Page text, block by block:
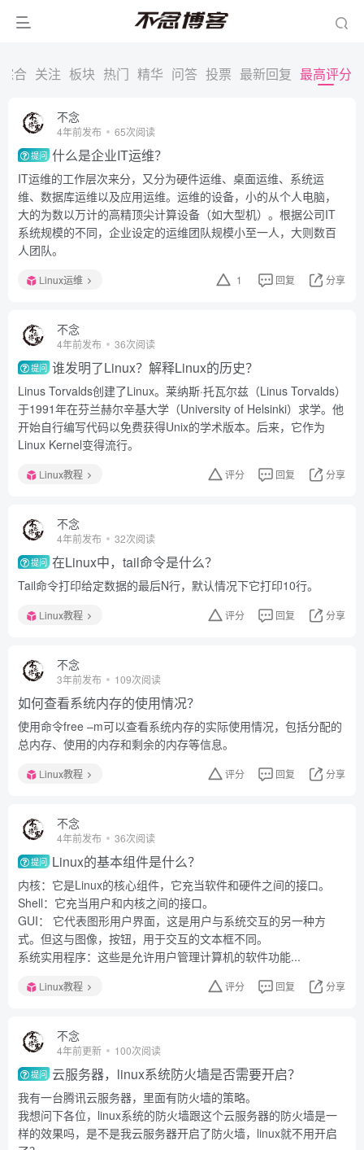
综合 关注 板块 热门 精华 问答 投票 最新回复 最高评分
不念
4年前发布 65次阅读
提问 什么是企业IT运维？
IT运维的工作层次来分，又分为硬件运维、桌面运维、系统运
维、数据库运维以及应用运维。运维的设备，小的从个人电脑，
大的为数以万计的高精顶尖计算设备（如大型机）。根据公司IT
系统规模的不同，企业设定的运维团队规模小至一人，大则数百
人团队。
Linux运维 1 回复 分享
不念
4年前发布 36次阅读
提问 谁发明了Linux？解释Linux的历史？
Linus Torvalds创建了Linux。莱纳斯·托瓦尔兹（Linus Torvalds）
于1991年在芬兰赫尔辛基大学（University of Helsinki）求学。他
开始自行编写代码以免费获得Unix的学术版本。后来，它作为
Linux Kernel变得流行。
Linux教程 评分 回复 分享
不念
4年前发布 32次阅读
提问 在Linux中，tail命令是什么？
Tail命令打印给定数据的最后N行，默认情况下它打印10行。
Linux教程 评分 回复 分享
不念
3年前发布 109次阅读
如何查看系统内存的使用情况？
使用命令free –m可以查看系统内存的实际使用情况，包括分配的
总内存、使用的内存和剩余的内存等信息。
Linux教程 评分 回复 分享
不念
4年前发布 36次阅读
提问 Linux的基本组件是什么？
内核：它是Linux的核心组件，它充当软件和硬件之间的接口。
Shell：它充当用户和内核之间的接口。
GUI： 它代表图形用户界面，这是用户与系统交互的另一种方
式。但这与图像，按钮，用于交互的文本框不同。
系统实用程序：这些是允许用户管理计算机的软件功能...
Linux教程 评分 回复 分享
不念
4年前更新 100次阅读
提问 云服务器，linux系统防火墙是否需要开启？
我有一台腾讯云服务器，里面有防火墙的策略。
我想问下各位，linux系统的防火墙跟这个云服务器的防火墙是一
样的效果吗，是不是我云服务器开启了防火墙，linux就不用开启